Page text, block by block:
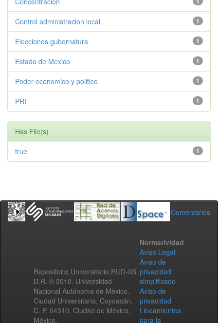
1
Control administracion local
1
Elecciones gubernatura
1
Estado de Mexico
1
Poder economico y politico
1
PRI
Has File(s)
1
true
Comentarios
Repositorio Universitario RUD-IIS
D.R. © 2010. Universidad
Nacional Autónoma de México.
Ciudad Universitaria, Coyoacán,
C. P. 04510, Ciudad de México,
México.
Normatividad
Aviso Legal
Aviso de
privacidad
simplificado
Aviso de
privacidad
Lineamientos
para la